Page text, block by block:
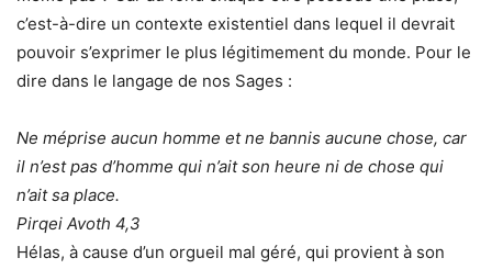
c’est-à-dire un contexte existentiel dans lequel il devrait
pouvoir s’exprimer le plus légitimement du monde. Pour le
dire dans le langage de nos Sages :
Ne méprise aucun homme et ne bannis aucune chose, car
il n’est pas d’homme qui n’ait son heure ni de chose qui
n’ait sa place.
Pirqei Avoth 4,3
Hélas, à cause d’un orgueil mal géré, qui provient à son